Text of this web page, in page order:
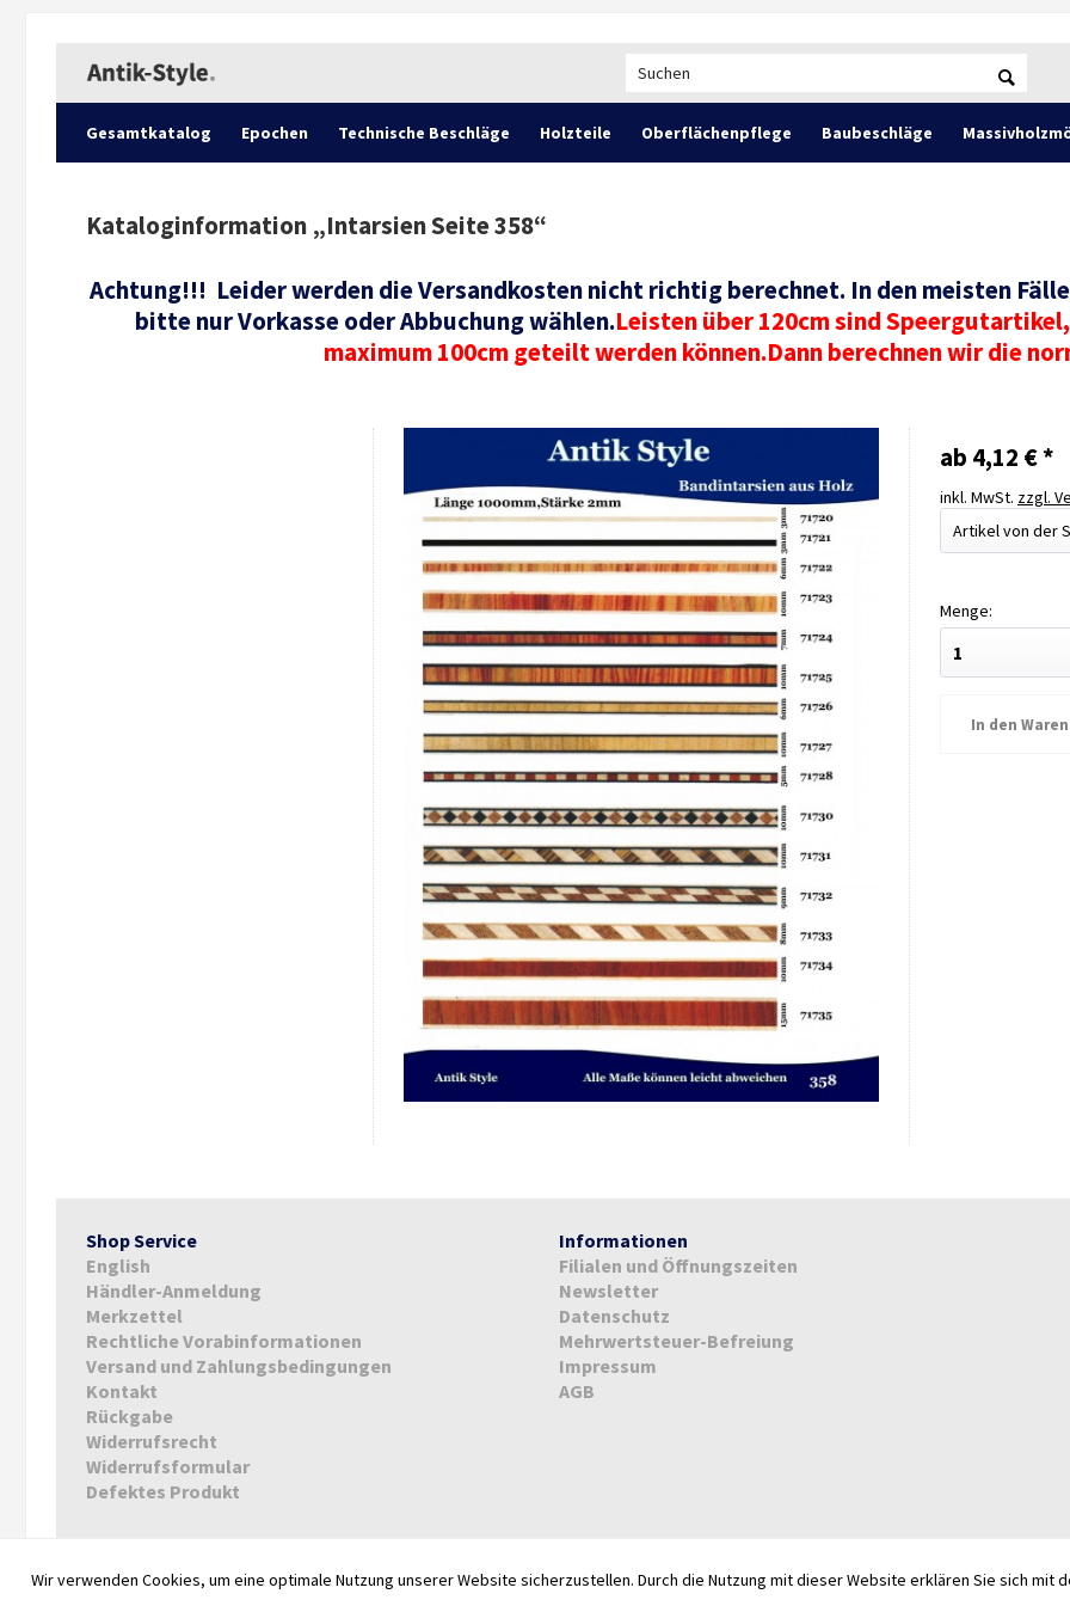
Gesamtkatalog Epochen Technische Beschläge Holzteile Oberflächenpflege Baubeschläge
Kataloginformation „Intarsien Seite 358“
Achtung!!! Leider werden die Versandkosten nicht richtig berechnet. In den meisten
bitte nur Vorkasse oder Abbuchung wählen.Leisten über 120cm sind
maximum 100cm geteilt werden können.Dann berechnen wir die
ab 4,12 € *
inkl. MwSt. zzgl.
In den
Shop Service
English
Händler-Anmeldung
Merkzettel
Rechtliche Vorabinformationen
Versand und Zahlungsbedingungen
Kontakt
Rückgabe
Widerrufsrecht
Widerrufsformular
Defektes Produkt
Informationen
Filialen und Öffnungszeiten
Newsletter
Datenschutz
Mehrwertsteuer-Befreiung
Impressum
AGB
Wir verwenden Cookies, um eine optimale Nutzung unserer Website sicherzustellen. Durch die Nutzung mit dieser Website erklären Sie sich mit